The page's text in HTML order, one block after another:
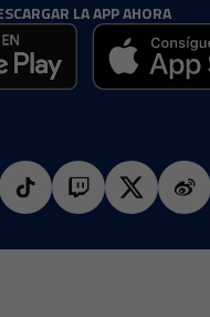
LA APP AHORA